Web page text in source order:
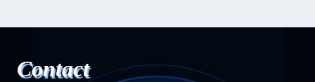
Contact